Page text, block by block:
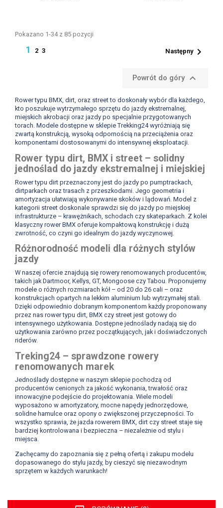
Pokazano 1-34 z 85 pozycji
1 2 3 Następny
Powrót do góry 
Rower typu BMX, dirt, oraz street to doskonały wybór dla każdego,
kto poszukuje wytrzymałego sprzętu do jazdy ekstremalnej,
miejskich akrobacji oraz jazdy po specjalnie przygotowanych
torach. Modele dostępne w sklepie Trekking24 wyróżniają się
zwartą konstrukcją, wysoką odpornością na przeciążenia oraz
komponentami dostosowanymi do intensywnej eksploatacji.
Rower typu dirt, BMX i street – solidny
jednoślad do jazdy ekstremalnej i miejskiej
Rower typu dirt przeznaczony jest do jazdy po pumptrackach,
dirtparkach oraz trasach z przeszkodami. Jego geometria i
amortyzacja ułatwiają wykonywanie skoków i lądowań. Model z
kategorii street doskonale sprawdzi się do jazdy po miejskiej
infrastrukturze – krawężnikach, schodach czy skateparkach. Z kolei
klasyczny rower BMX oferuje kompaktową konstrukcję i dużą
zwrotność, co czyni go idealnym do jazdy wyczynowej.
Różnorodność modeli dla różnych stylów
jazdy
W naszej ofercie znajdują się rowery renomowanych producentów,
takich jak Dartmoor, Kellys, GT, Mongoose czy Tabou. Proponujemy
modele o różnych rozmiarach kół – od 20 do 26 cali – oraz
konstrukcjach opartych na lekkim aluminium lub wytrzymałej stali.
Dzięki odpowiednio dobranym komponentom każdy proponowany
przez nas rower typu dirt, BMX czy street jest gotowy do
intensywnego użytkowania. Dostępne jednoślady nadają się do
użytkowania zarówno przez początkujących, jak i doświadczonych
riderów.
Treking24 – sprawdzone rowery
renomowanych marek
Jednoślady dostępne w naszym sklepie pochodzą od
producentów cenionych za jakość wykonania, trwałość oraz
innowacyjne podejście do projektowania. Wiele modeli
wyposażono w amortyzatory, mocne napędy jednorzędowe,
solidne hamulce oraz opony o zwiększonej przyczepności. To
wszystko sprawia, że jazda rowerem BMX, dirt czy street staje się
bardziej kontrolowana i bezpieczna – niezależnie od stylu i
miejsca.
Zachęcamy do zapoznania się z pełną ofertą i zakupu modelu
dopasowanego do stylu jazdy, by cieszyć się niezawodnym
sprzętem w każdych warunkach!